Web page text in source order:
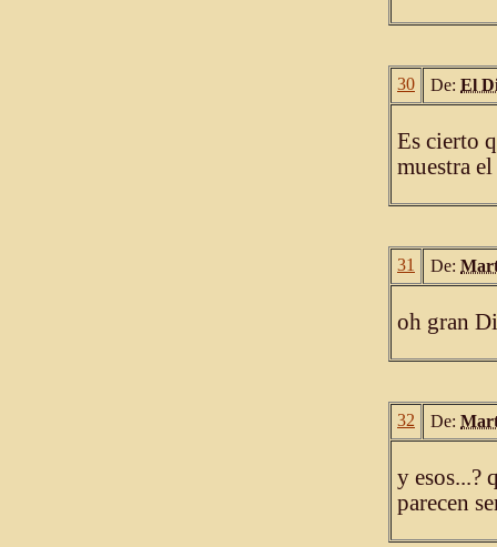
30 De: El
Es cierto
muestra
31 De:
oh gran
32 De:
y esos...?
parecen